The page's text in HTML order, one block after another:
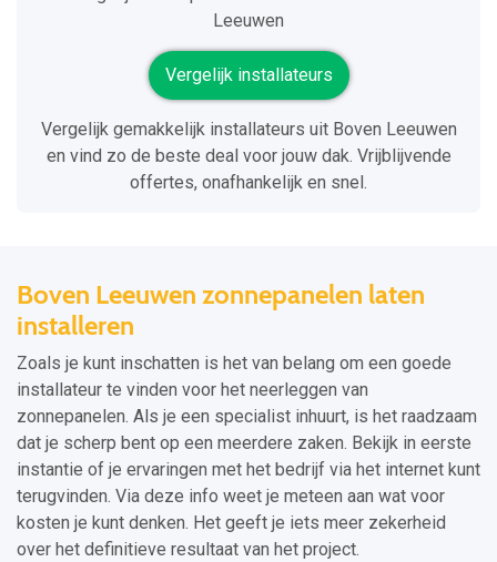
Leeuwen
Vergelijk installateurs
Vergelijk gemakkelijk installateurs uit Boven Leeuwen
en vind zo de beste deal voor jouw dak. Vrijblijvende
offertes, onafhankelijk en snel.
Boven Leeuwen zonnepanelen laten
installeren
Zoals je kunt inschatten is het van belang om een goede
installateur te vinden voor het neerleggen van
zonnepanelen. Als je een specialist inhuurt, is het raadzaam
dat je scherp bent op een meerdere zaken. Bekijk in eerste
instantie of je ervaringen met het bedrijf via het internet kunt
terugvinden. Via deze info weet je meteen aan wat voor
kosten je kunt denken. Het geeft je iets meer zekerheid
over het definitieve resultaat van het project.